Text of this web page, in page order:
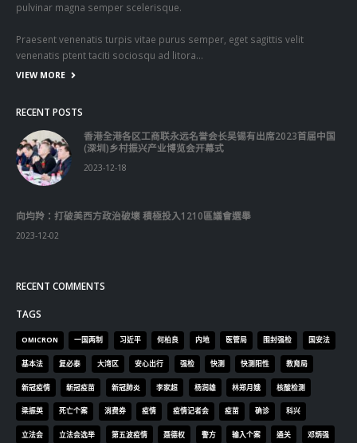
pulvinar magna semper scelerisque.
Praesent venenatis turpis vitae purus semper, eget sagittis velit
venenatis ptent taciti sociosqu ad litora…
VIEW MORE
RECENT POSTS
香港全港各区工商联永远名誉会长吴锡有出席2023首届中国
(深圳)乡村振兴产业博览会开幕式
2023-12-18
向均羚：打破美西方政治破壞 積極投入1210區議會選舉
2023-12-02
RECENT COMMENTS
TAGS
OMICRON 一国两制 习近平 何柏良 内地 医管局 围封强检 国安法
基本法 复必泰 大湾区 安心出行 强检 快测 快测阳性 教育局
新冠疫情 新冠疫苗 新冠肺炎 李家超 杨润雄 林郑月娥 核酸检测
梁振英 死亡个案 消费券 疫情 疫情记者会 疫苗 确诊 科兴
立法会 立法会选举 第五波疫情 聂德权 警方 输入个案 通关 邓炳强